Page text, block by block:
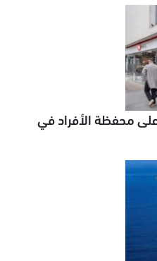
محفظة الأفراد في